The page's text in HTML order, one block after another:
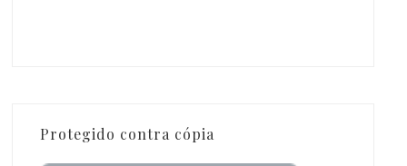
Protegido contra cópia